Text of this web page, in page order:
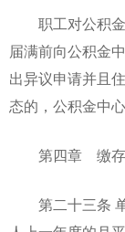
职工对公积金
届满前向公积金
出异议申请并且
态的，公积金中
第四章 缴存
第二十三条 单